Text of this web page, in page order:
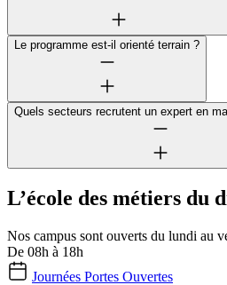
Le programme est-il orienté terrain ?
Quels secteurs recrutent un expert en
L’école des métiers du
Nos campus sont ouverts du lundi au
De 08h à 18h
Journées Portes Ouvertes